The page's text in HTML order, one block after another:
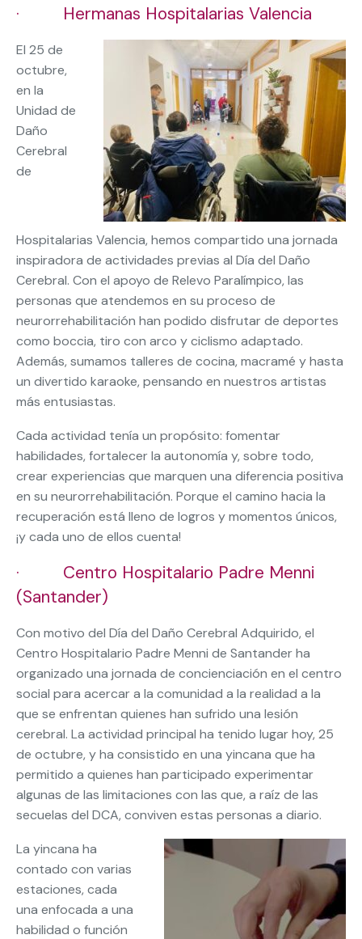
· Hermanas Hospitalarias Valencia
El 25 de
octubre,
en la
Unidad de
Daño
Cerebral
de
Hospitalarias Valencia, hemos compartido una jornada
inspiradora de actividades previas al Día del Daño
Cerebral. Con el apoyo de Relevo Paralímpico, las
personas que atendemos en su proceso de
neurorrehabilitación han podido disfrutar de deportes
como boccia, tiro con arco y ciclismo adaptado.
Además, sumamos talleres de cocina, macramé y hasta
un divertido karaoke, pensando en nuestros artistas
más entusiastas.
Cada actividad tenía un propósito: fomentar
habilidades, fortalecer la autonomía y, sobre todo,
crear experiencias que marquen una diferencia positiva
en su neurorrehabilitación. Porque el camino hacia la
recuperación está lleno de logros y momentos únicos,
¡y cada uno de ellos cuenta!
· Centro Hospitalario Padre Menni
(Santander)
Con motivo del Día del Daño Cerebral Adquirido, el
Centro Hospitalario Padre Menni de Santander ha
organizado una jornada de concienciación en el centro
social para acercar a la comunidad a la realidad a la
que se enfrentan quienes han sufrido una lesión
cerebral. La actividad principal ha tenido lugar hoy, 25
de octubre, y ha consistido en una yincana que ha
permitido a quienes han participado experimentar
algunas de las limitaciones con las que, a raíz de las
secuelas del DCA, conviven estas personas a diario.
La yincana ha
contado con varias
estaciones, cada
una enfocada a una
habilidad o función